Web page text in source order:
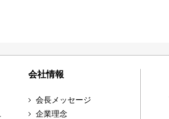
会社情報
会長メッセージ
企業理念